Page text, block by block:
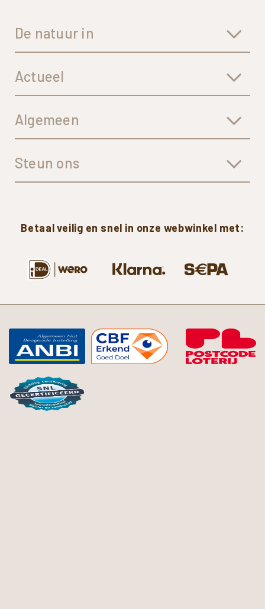
De natuur in
Actueel
Algemeen
Steun ons
Betaal veilig en snel in onze webwinkel met: